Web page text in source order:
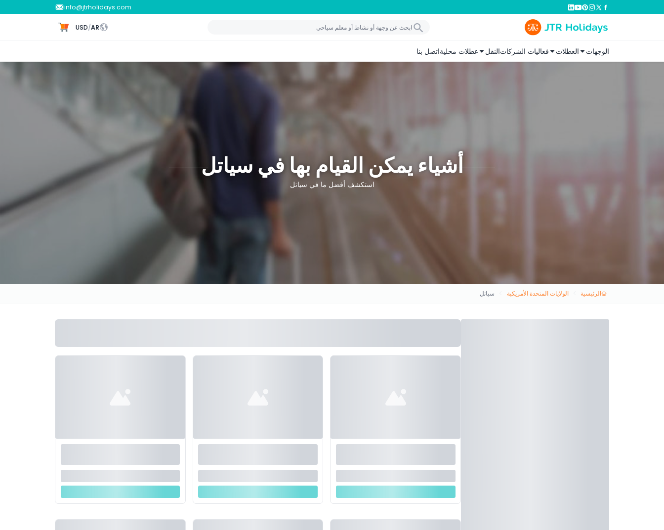
info@jtrholidays.com
AR
/
USD
الوجهات العطلات فعاليات الشركاتالنقل عطلات محليةاتصل بنا
أشياء يمكن القيام بها في سياتل
استكشف أفضل ما في سياتل
الرئيسية الولايات المتحدة الأمريكية سياتل